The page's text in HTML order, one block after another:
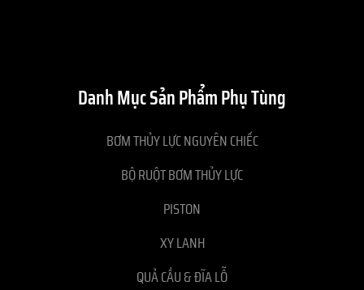
Danh Mục Sản Phẩm Phụ Tùng
BƠM THỦY LỰC NGUYÊN CHIẾC
BỘ RUỘT BƠM THỦY LỰC
PISTON
XY LANH
QUẢ CẦU & ĐĨA LỖ